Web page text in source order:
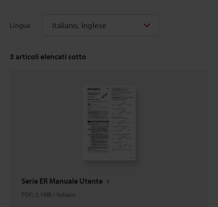
Lingua Italiano, Inglese
3 articoli elencati sotto
Serie ER Manuale Utente
PDF: 2.1MB / Italiano